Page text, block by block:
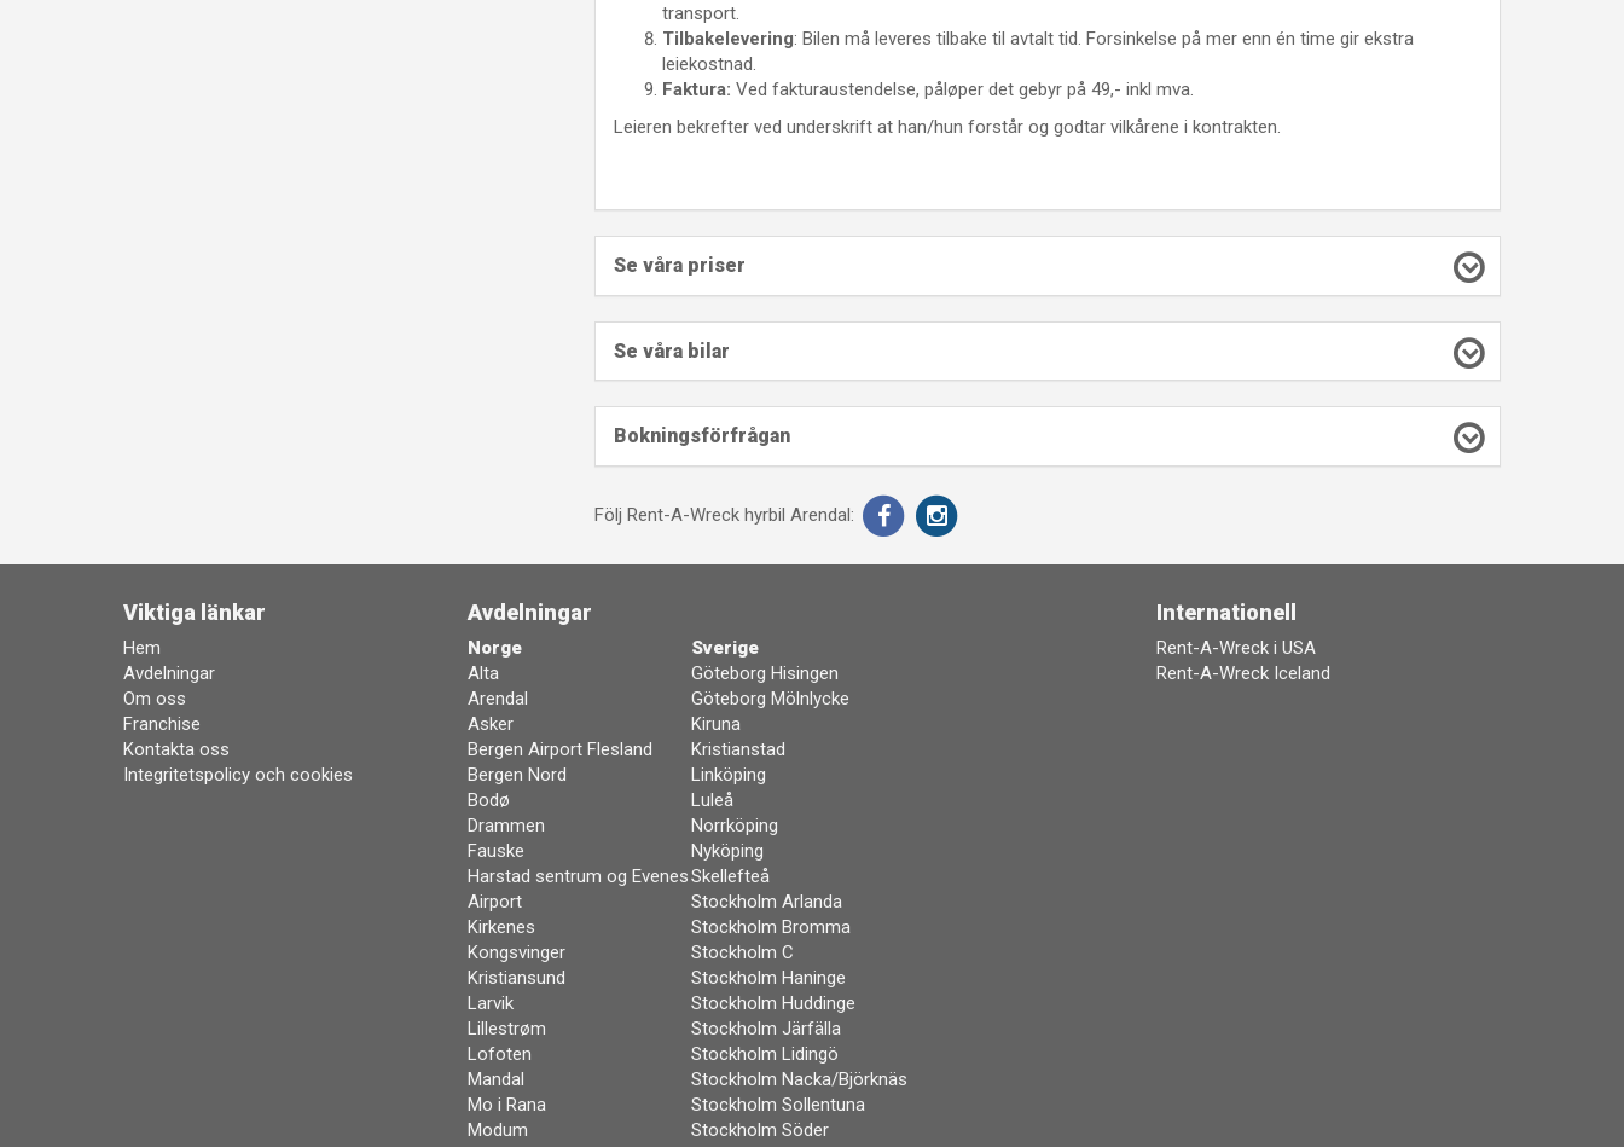
transport.
Tilbakelevering: Bilen må leveres tilbake til avtalt tid. Forsinkelse på mer enn én time gir ekstra
leiekostnad.
Faktura: Ved fakturaustendelse, påløper det gebyr på 49,- inkl mva.
Leieren bekrefter ved underskrift at han/hun forstår og godtar vilkårene i kontrakten.
Se våra priser
Se våra bilar
Bokningsförfrågan
Följ Rent-A-Wreck hyrbil Arendal:
Viktiga länkar
Hem
Avdelningar
Om oss
Franchise
Kontakta oss
Integritetspolicy och cookies
Avdelningar
Norge
Alta
Arendal
Asker
Bergen Airport Flesland
Bergen Nord
Bodø
Drammen
Fauske
Harstad sentrum og Evenes
Airport
Kirkenes
Kongsvinger
Kristiansund
Larvik
Lillestrøm
Lofoten
Mandal
Mo i Rana
Modum
Sverige
Göteborg Hisingen
Göteborg Mölnlycke
Kiruna
Kristianstad
Linköping
Luleå
Norrköping
Nyköping
Skellefteå
Stockholm Arlanda
Stockholm Bromma
Stockholm C
Stockholm Haninge
Stockholm Huddinge
Stockholm Järfälla
Stockholm Lidingö
Stockholm Nacka/Björknäs
Stockholm Sollentuna
Stockholm Söder
Internationell
Rent-A-Wreck i USA
Rent-A-Wreck Iceland